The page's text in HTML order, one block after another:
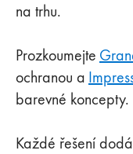
na trhu.
Prozkoumejte
ochranou a
barevné koncepty.
Každé řešení